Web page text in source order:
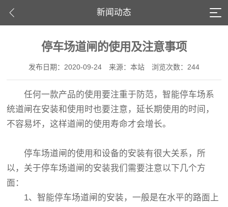
新闻动态
停车场道闸的使用及注意事项
发布日期：2020-09-24 来源：本站 浏览次数：244
任何一款产品的使用要注重于防范，智能停车场系
统道闸在安装和使用时也要注意，延长期使用的时间，
不容易坏，这样道闸的使用寿命才会增长。
停车场道闸的使用和设备的安装有很大关系，所
以，关于停车场道闸的安装我们需要注意以下几个方
面：
1、智能停车场道闸的安装，一般是在水平的路面上